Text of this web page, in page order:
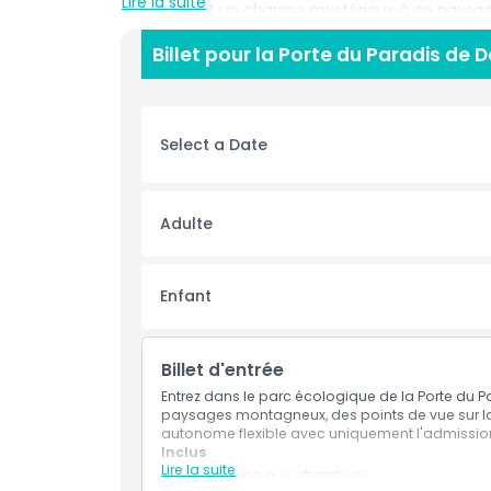
qui ajoutent un charme mystérieux à ce
inoubliables en un seul périple : tourisme
l'atmosphère sacrée de la région tout en
rencontres locales engageantes. À mesure
quête de liens significatifs au-delà du simple
authentiques des hauts plateaux : savourez
pyramidal de riz gluant, confectionné avec
parfait de culture, nature et souvenirs
Inclus
Politique enfant/adulte
Heures d'ouverture
Billet pour la Porte du Paradis de
Select a Date
Adulte
Enfant
Billet d'entrée
Entrez dans le parc écologique de la Porte du
paysages montagneux, des points de vue sur
autonome flexible avec uniquement
Lire la suite
Inclus
Admission aux attractions